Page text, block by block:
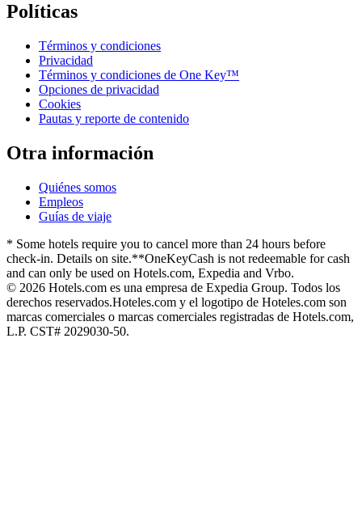
Políticas
Términos y condiciones
Privacidad
Términos y condiciones de One Key™
Opciones de privacidad
Cookies
Pautas y reporte de contenido
Otra información
Quiénes somos
Empleos
Guías de viaje
* Some hotels require you to cancel more than 24 hours before
check-in. Details on site.**OneKeyCash is not redeemable for cash
and can only be used on Hotels.com, Expedia and Vrbo.
© 2026 Hotels.com es una empresa de Expedia Group. Todos los
derechos reservados.Hoteles.com y el logotipo de Hoteles.com son
marcas comerciales o marcas comerciales registradas de Hotels.com,
L.P. CST# 2029030-50.